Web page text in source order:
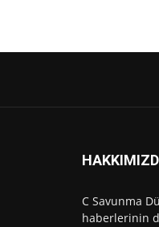
C Savunma
haberlerinin